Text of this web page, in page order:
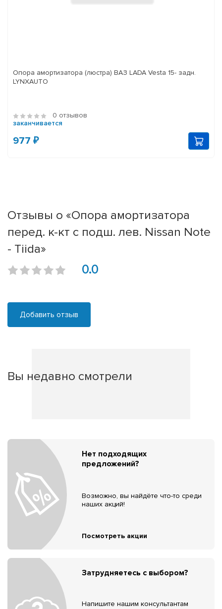
Опора амортизатора (люстра) ВАЗ LADA Vesta 15- задн.
LYNXAUTO
0 отзывов
заканчивается
977 ₽
Отзывы о «Опора амортизатора
перед. к-кт с подш. лев. Nissan Note
- Tiida»
0.0
Добавить отзыв
Вы недавно смотрели
Нет подходящих
предложений?
Возможно, вы найдёте что-то среди
наших акций!
Посмотреть акции
Затрудняетесь с выбором?
Напишите нашим консультантам